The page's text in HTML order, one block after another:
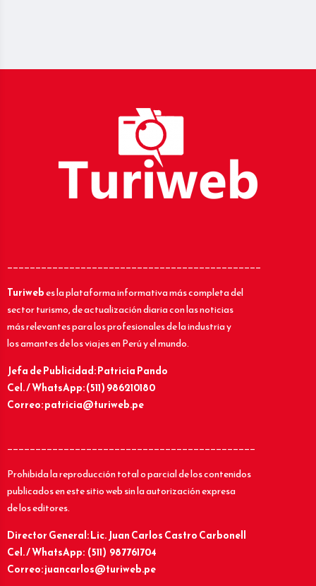
_____________________________________________
Turiwebes la plataforma informativa más completa del
sector turismo, de actualización diaria con las noticias
más relevantes para los profesionales de la industria y
los amantes de los viajes en Perú y el mundo.
Jefa de Publicidad: Patricia Pando
Cel. / WhatsApp: (511) 986210180
Correo: patricia@turiweb.pe
____________________________________________
Prohibida la reproducción total o parcial de los contenidos
publicados en este sitio web sin la autorización expresa
de los editores.
Director General: Lic.Juan Carlos Castro Carbonell
Cel. / WhatsApp: (511) 987761704
Correo: juancarlos@turiweb.pe